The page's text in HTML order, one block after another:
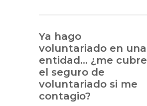
Ya hago
voluntariado en una
entidad… ¿me cubre
el seguro de
voluntariado si me
contagio?